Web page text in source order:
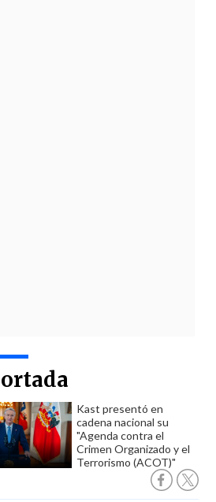
Kast presentó en
cadena nacional su
"Agenda contra el
Crimen Organizado y el
Terrorismo (ACOT)"